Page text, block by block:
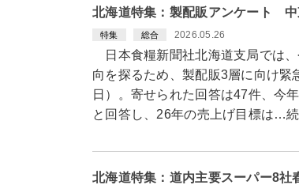
北海道特集：製配販アンケート
特集 総合 2026.05.26
日本食糧新聞社北海道支局では
向を探るため、製配販3層に向け
日）。寄せられた回答は47件、今
と回答し、26年の売上げ目標は…
北海道特集：道内主要スーパー8